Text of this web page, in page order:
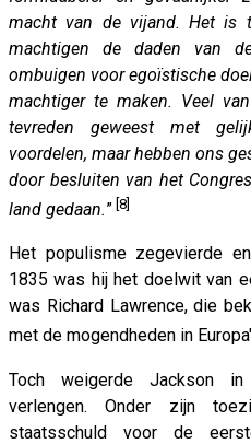
macht van de vijand. Het is
machtigen de daden van
ombuigen voor egoïstische
machtiger te maken. Veel
tevreden geweest met
voordelen, maar hebben ons
door besluiten van het
land gedaan.” [8]
Het populisme zegevierde
1835 was hij het doelwit van
was Richard Lawrence, die
met de mogendheden in
Toch weigerde Jackson
verlengen. Onder zijn
staatsschuld voor de